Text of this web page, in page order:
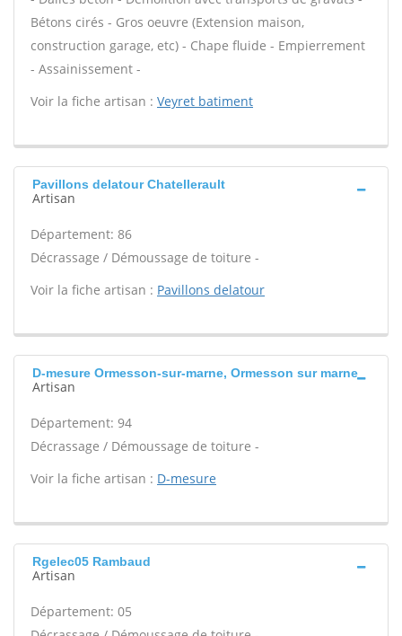
Bétons cirés - Gros oeuvre (Extension maison,
construction garage, etc) - Chape fluide - Empierrement
- Assainissement -
Voir la fiche artisan : Veyret batiment
Pavillons delatour Chatellerault
Artisan
Département: 86
Décrassage / Démoussage de toiture -
Voir la fiche artisan : Pavillons delatour
D-mesure Ormesson-sur-marne, Ormesson sur marne
Artisan
Département: 94
Décrassage / Démoussage de toiture -
Voir la fiche artisan : D-mesure
Rgelec05 Rambaud
Artisan
Département: 05